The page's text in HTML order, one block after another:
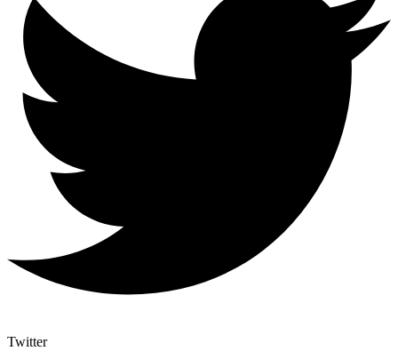
Twitter